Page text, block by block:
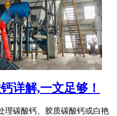
详解,一文足够！
理碳酸钙、胶质碳酸钙或白艳